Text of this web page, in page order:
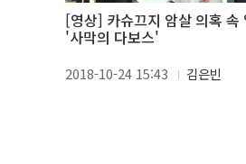
[영상] 카슈끄지 암살 의혹 속
'사막의 다보스'
2018-10-24 15:43 김은빈